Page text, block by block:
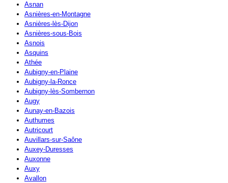
Asnan
Asnières-en-Montagne
Asnières-lès-Dijon
Asnières-sous-Bois
Asnois
Asquins
Athée
Aubigny-en-Plaine
Aubigny-la-Ronce
Aubigny-lès-Sombernon
Augy
Aunay-en-Bazois
Authumes
Autricourt
Auvillars-sur-Saône
Auxey-Duresses
Auxonne
Auxy
Avallon